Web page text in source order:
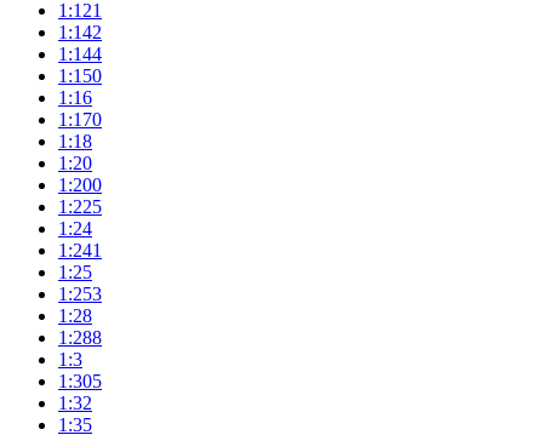
1:121
1:142
1:144
1:150
1:16
1:170
1:18
1:20
1:200
1:225
1:24
1:241
1:25
1:253
1:28
1:288
1:3
1:305
1:32
1:35